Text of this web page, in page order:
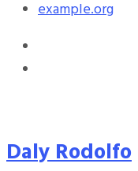
example.org
Daly Rodolfo